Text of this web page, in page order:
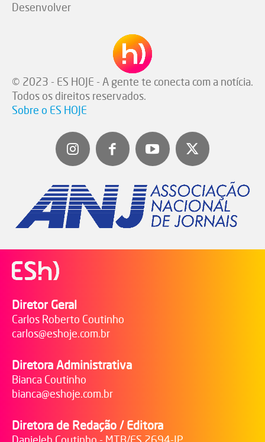
Desenvolver
© 2023 - ES HOJE - A gente te conecta com a notícia.
Todos os direitos reservados.
Sobre o ES HOJE
Diretor Geral
Carlos Roberto Coutinho
carlos@eshoje.com.br
Diretora Administrativa
Bianca Coutinho
bianca@eshoje.com.br
Diretora de Redação / Editora
Danieleh Coutinho - MTB/ES 2694-JP